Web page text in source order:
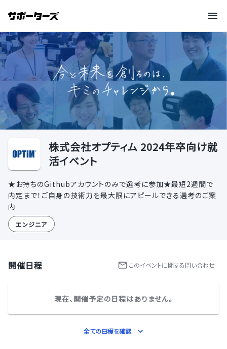
株式会社オプティム 2024年卒向け就
活イベント
★お持ちのGithubアカウントのみで選考に参加★最短2週間で
内定まで！ご自身の技術力を最大限にアピールできる選考のご案
内
エンジニア
開催日程 このイベントに関する問い合わせ
現在、開催予定の日程はありません。
全ての日程を確認